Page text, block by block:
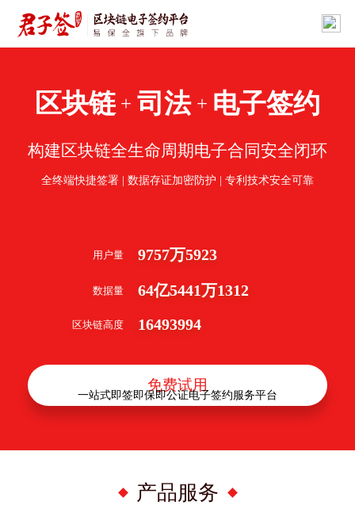
区块链 + 司法 + 电子签约
构建区块链全生命周期电子合同安全闭环
全终端快捷签署 | 数据存证加密防护 | 专利技术安全可靠
用户量 9757万5923
数据量 64亿5441万1312
区块链高度 16493994
免费试用
产品服务
一站式即签即保即公证电子签约服务平台